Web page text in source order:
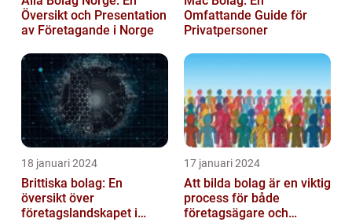
Översikt och Presentation
av Företagande i Norge
Omfattande Guide för
Privatpersoner
18 januari 2024
Brittiska bolag: En
översikt över
företagslandskapet i
17 januari 2024
Att bilda bolag är en viktig
process för både
företagsägare och